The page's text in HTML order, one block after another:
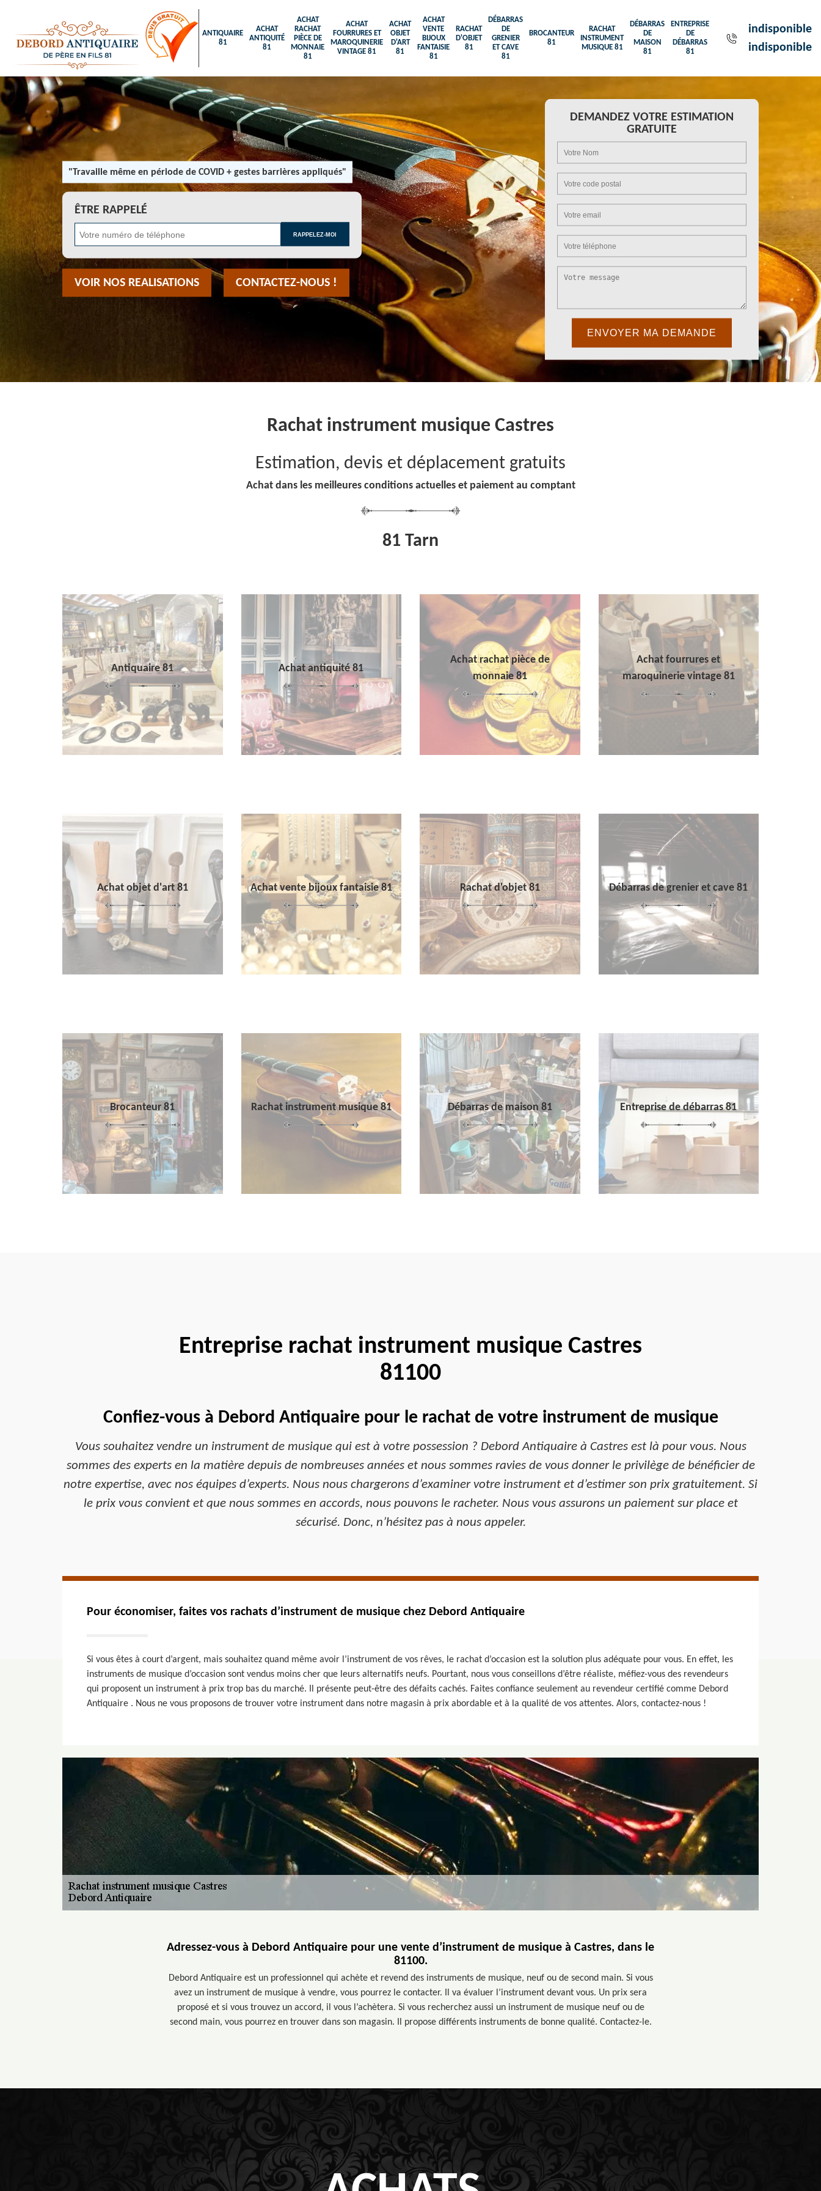
ANTIQUAIRE
81
ACHAT
ANTIQUITÉ
81
ACHAT
RACHAT
PIÈCE DE
MONNAIE
81
ACHAT
FOURRURES ET
MAROQUINERIE
VINTAGE 81
ACHAT
OBJET
D'ART
81
ACHAT
VENTE
BIJOUX
FANTAISIE
81
RACHAT
D'OBJET
81
DÉBARRAS
DE
GRENIER
ET CAVE
81
BROCANTEUR
81
RACHAT
INSTRUMENT
MUSIQUE 81
DÉBARRAS
DE
MAISON
81
ENTREPRISE
DE
DÉBARRAS
81
indisponible
indisponible
"Travaille même en période de COVID + gestes barrières appliqués"
ÊTRE RAPPELÉ
VOIR NOS REALISATIONS CONTACTEZ-NOUS !
DEMANDEZ VOTRE ESTIMATION
GRATUITE
Rachat instrument musique Castres
Estimation, devis et déplacement gratuits
Achat dans les meilleures conditions actuelles et paiement au comptant
81 Tarn
Antiquaire 81 Achat antiquité 81
Achat rachat pièce de
monnaie 81
Achat fourrures et
maroquinerie vintage 81
Achat objet d'art 81 Achat vente bijoux fantaisie 81 Rachat d'objet 81 Débarras de grenier et cave 81
Brocanteur 81 Rachat instrument musique 81 Débarras de maison 81 Entreprise de débarras 81
Entreprise rachat instrument musique Castres
81100
Confiez-vous à Debord Antiquaire pour le rachat de votre instrument de musique
Vous souhaitez vendre un instrument de musique qui est à votre possession ? Debord Antiquaire à Castres est là pour vous. Nous
sommes des experts en la matière depuis de nombreuses années et nous sommes ravies de vous donner le privilège de bénéficier de
notre expertise, avec nos équipes d’experts. Nous nous chargerons d’examiner votre instrument et d’estimer son prix gratuitement. Si
le prix vous convient et que nous sommes en accords, nous pouvons le racheter. Nous vous assurons un paiement sur place et
sécurisé. Donc, n’hésitez pas à nous appeler.
Pour économiser, faites vos rachats d’instrument de musique chez Debord Antiquaire
Si vous êtes à court d’argent, mais souhaitez quand même avoir l’instrument de vos rêves, le rachat d’occasion est la solution plus adéquate pour vous. En effet, les
instruments de musique d’occasion sont vendus moins cher que leurs alternatifs neufs. Pourtant, nous vous conseillons d’être réaliste, méfiez-vous des revendeurs
qui proposent un instrument à prix trop bas du marché. Il présente peut-être des défaits cachés. Faites confiance seulement au revendeur certifié comme Debord
Antiquaire . Nous ne vous proposons de trouver votre instrument dans notre magasin à prix abordable et à la qualité de vos attentes. Alors, contactez-nous !
Adressez-vous à Debord Antiquaire pour une vente d’instrument de musique à Castres, dans le
81100.
Debord Antiquaire est un professionnel qui achète et revend des instruments de musique, neuf ou de second main. Si vous
avez un instrument de musique à vendre, vous pourrez le contacter. Il va évaluer l’instrument devant vous. Un prix sera
proposé et si vous trouvez un accord, il vous l’achètera. Si vous recherchez aussi un instrument de musique neuf ou de
second main, vous pourrez en trouver dans son magasin. Il propose différents instruments de bonne qualité. Contactez-le.